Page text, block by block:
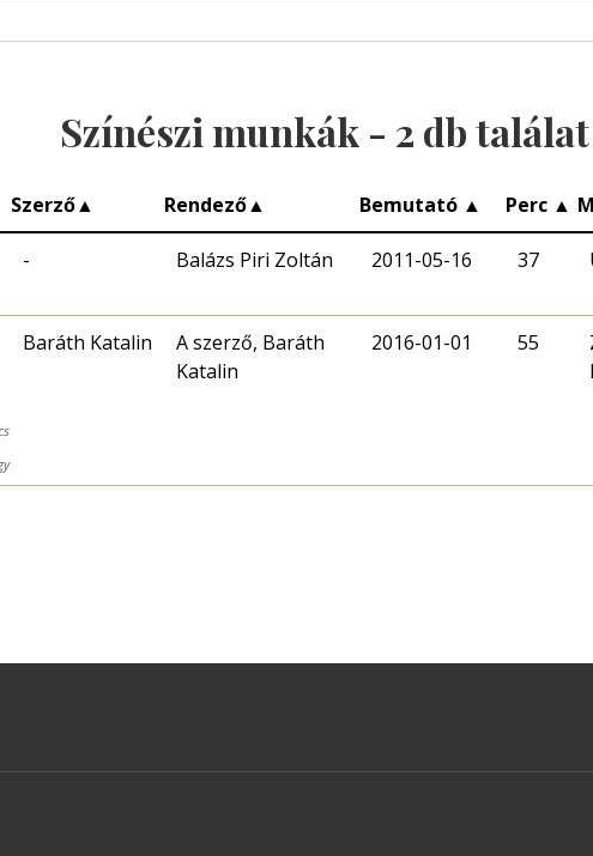
Színészi munkák - 2 db találat
Szerző▲ Rendező▲ Bemutató ▲ Perc ▲
- Balázs Piri Zoltán 2011-05-16 37
Baráth Katalin
A szerző, Baráth
Katalin
2016-01-01 55